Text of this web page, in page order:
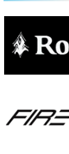
米山予報士
wanda
Mr.K